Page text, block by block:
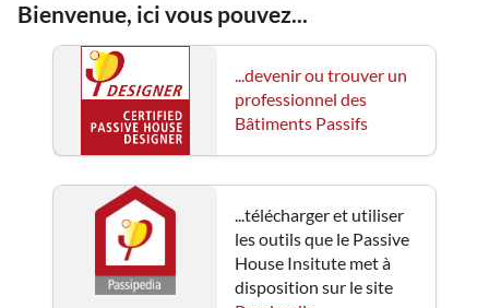
Bienvenue, ici vous pouvez...
...devenir ou trouver un
professionnel des
Bâtiments Passifs
...télécharger et utiliser
les outils que le Passive
House Insitute met à
disposition sur le site